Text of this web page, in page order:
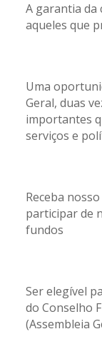
A garantia da
aqueles que
Uma
Geral, duas
importantes
serviços e
Receba
participar de
fundos
Ser elegível
do Conselho
(Assembleia